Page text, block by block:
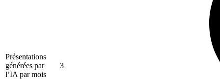
Présentations
générées par
l’IA par mois
3